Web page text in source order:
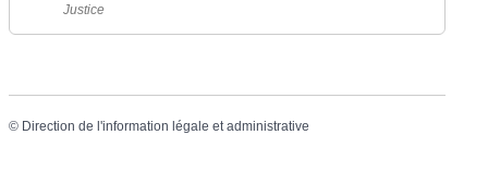
Justice
© Direction de l'information légale et administrative